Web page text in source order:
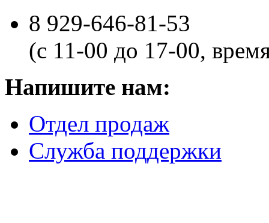
8 929-646-81-53
(с 11-00 до 17-00,
Напишите нам:
Отдел продаж
Служба поддержки